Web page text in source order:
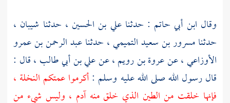
وقال ابن أبي حاتم : حدثناعلي بن الحسين ، حدثنا شيبان ،
حدثنامسرور بن سعيد التميمي ، حدثناعبد الرحمن بن عمرو
الأوزاعي، عنعروة بن رويم ،عنعلي بن أبي طالب ، قال :
قال رسول الله صلى الله عليه وسلم :أكرموا عمتكم النخلة ،
فإنها خلقت من الطين الذي خلق منهآدم ، وليس شيء من